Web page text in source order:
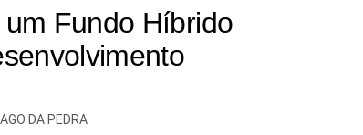
Fundo Híbrido
DA PEDRA